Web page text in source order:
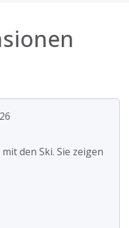
den Ski. Sie zeigen